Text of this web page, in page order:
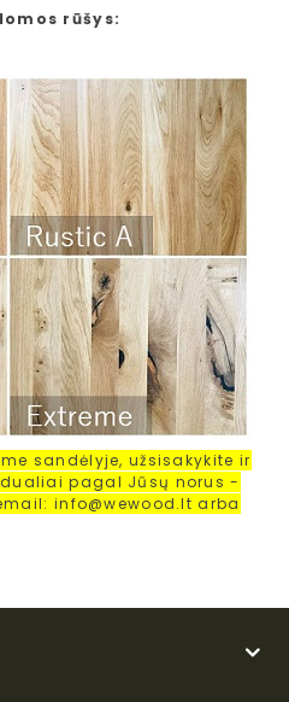
rūšys:
sandėlyje, užsisakykite ir
pagal Jūsų norus -
info@wewood.lt arba